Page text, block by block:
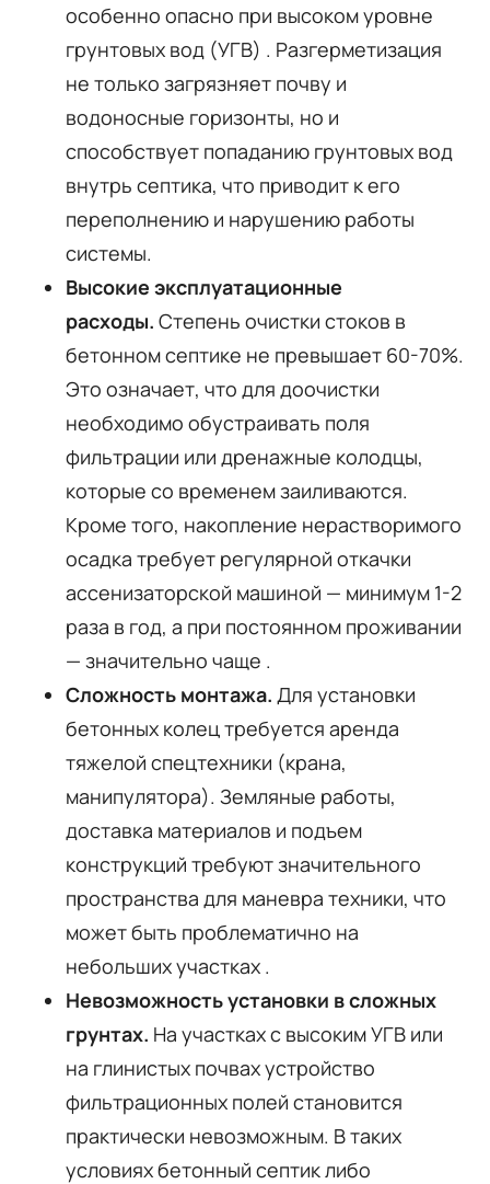
особенно опасно при высоком уровне
грунтовых вод (УГВ) . Разгерметизация
не только загрязняет почву и
водоносные горизонты, но и
способствует попаданию грунтовых вод
внутрь септика, что приводит к его
переполнению и нарушению работы
системы.
Высокие эксплуатационные
расходы. Степень очистки стоков в
бетонном септике не превышает 60-70%.
Это означает, что для доочистки
необходимо обустраивать поля
фильтрации или дренажные колодцы,
которые со временем заиливаются.
Кроме того, накопление нерастворимого
осадка требует регулярной откачки
ассенизаторской машиной — минимум 1-2
раза в год, а при постоянном проживании
— значительно чаще .
Сложность монтажа. Для установки
бетонных колец требуется аренда
тяжелой спецтехники (крана,
манипулятора). Земляные работы,
доставка материалов и подъем
конструкций требуют значительного
пространства для маневра техники, что
может быть проблематично на
небольших участках .
Невозможность установки в сложных
грунтах. На участках с высоким УГВ или
на глинистых почвах устройство
фильтрационных полей становится
практически невозможным. В таких
условиях бетонный септик либо